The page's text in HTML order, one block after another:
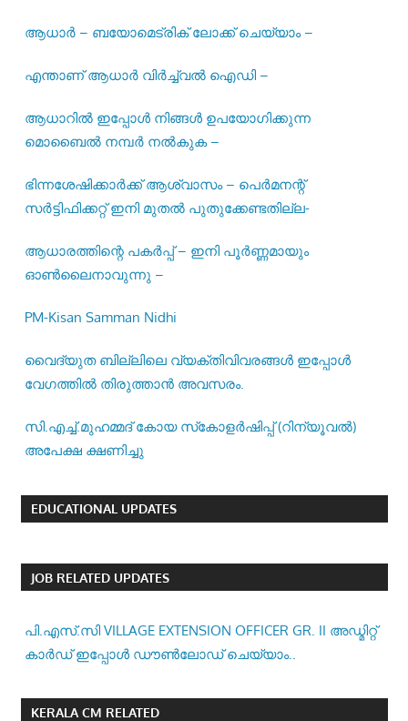
ആധാർ – ബയോമെട്രിക് ലോക്ക് ചെയ്യാം –
എന്താണ് ആധാർ വിർച്ച്വൽ ഐഡി –
ആധാറിൽ ഇപ്പോൾ നിങ്ങൾ ഉപയോഗിക്കുന്ന
മൊബൈൽ നമ്പർ നൽകുക –
ഭിന്നശേഷിക്കാർക്ക് ആശ്വാസം – പെർമനന്റ്
സർട്ടിഫിക്കറ്റ് ഇനി മുതൽ പുതുക്കേണ്ടതില്ല-
ആധാരത്തിന്റെ പകർപ്പ് – ഇനി പൂർണ്ണമായും
ഓൺലൈനാവുന്നു –
PM-Kisan Samman Nidhi
വൈദ്യുത ബില്ലിലെ വ്യക്തിവിവരങ്ങൾ ഇപ്പോൾ
വേഗത്തിൽ തിരുത്താൻ അവസരം.
സി.എച്ച്.മുഹമ്മദ് കോയ സ്‌കോളർഷിപ്പ് (റിന്യൂവൽ)
അപേക്ഷ ക്ഷണിച്ചു
EDUCATIONAL UPDATES
JOB RELATED UPDATES
പി.എസ്.സി VILLAGE EXTENSION OFFICER GR. II അഡ്മിറ്റ്
കാർഡ് ഇപ്പോൾ ഡൗൺലോഡ് ചെയ്യാം..
KERALA CM RELATED